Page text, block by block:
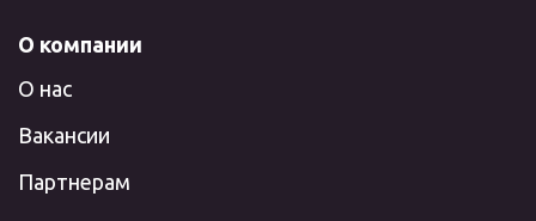
О компании
О нас
Вакансии
Партнерам